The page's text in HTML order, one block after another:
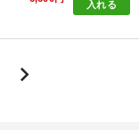
入れる
keyboard_arrow_right